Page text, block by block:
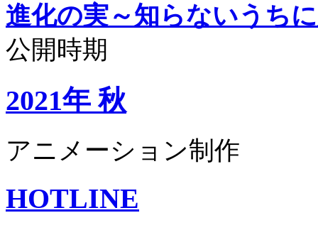
進化の実～知らないうち
公開時期
2021年 秋
アニメーション制作
HOTLINE